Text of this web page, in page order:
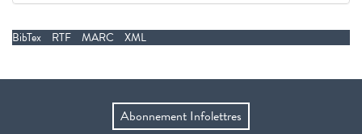
BibTex RTF MARC XML
Abonnement Infolettres